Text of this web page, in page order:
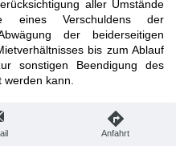
aller Umstände
eines Verschuldens der
der beiderseitigen
bis zum Ablauf
sonstigen Beendigung des
werden kann.
wegen Zahlungsverzugs
Anfahrt